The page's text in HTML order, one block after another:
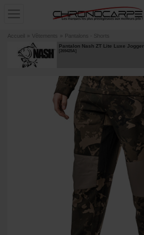
Accueil » Vêtements » Pantalons - Shorts
Pantalon Nash ZT Lite Luxe
[269425A]